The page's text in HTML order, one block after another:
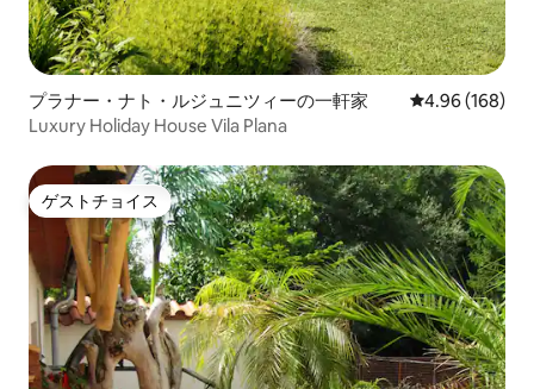
プラナー・ナト・ルジュニツィーの一軒家 レビュー168
4.96 (168)
Luxury Holiday House Vila Plana
ゲストチョイス
ゲストチョイス